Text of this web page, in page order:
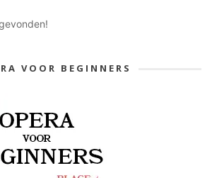
VOOR BEGINNERS